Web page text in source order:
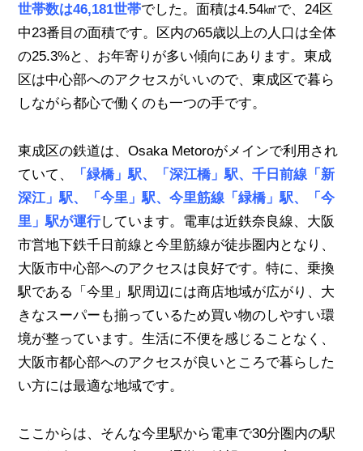
世帯数は46,181世帯でした。面積は4.54㎢で、24区
中23番目の面積です。区内の65歳以上の人口は全体
の25.3%と、お年寄りが多い傾向にあります。東成
区は中心部へのアクセスがいいので、東成区で暮ら
しながら都心で働くのも一つの手です。
東成区の鉄道は、Osaka Metoroがメインで利用され
ていて、
「緑橋」駅、「深江橋」駅、千日前線「新
深江」駅、「今里」駅、今里筋線「緑橋」駅、「今
里」駅が運行しています。電車は近鉄奈良線、大阪
市営地下鉄千日前線と今里筋線が徒歩圏内となり、
大阪市中心部へのアクセスは良好です。特に、乗換
駅である「今里」駅周辺には商店地域が広がり、大
きなスーパーも揃っているため買い物のしやすい環
境が整っています。生活に不便を感じることなく、
大阪市都心部へのアクセスが良いところで暮らした
い方には最適な地域です。
ここからは、そんな今里駅から電車で30分圏内の駅